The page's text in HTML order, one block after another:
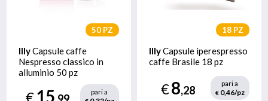
50 PZ
IllyCapsule caffe
Nespresso classico in
alluminio 50 pz
€15,99
pari a
18 PZ
IllyCapsule iperespresso
caffe Brasile 18 pz
€8,28
pari a
€0,46/pz